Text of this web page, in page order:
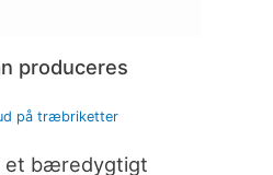
produceres
på træbriketter
bæredygtigt